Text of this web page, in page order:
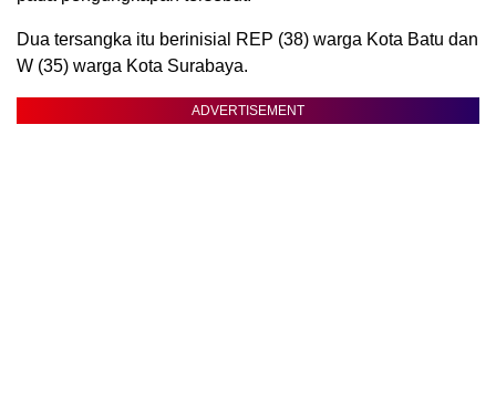
Dua tersangka itu berinisial REP (38) warga Kota Batu dan
W (35) warga Kota Surabaya.
ADVERTISEMENT